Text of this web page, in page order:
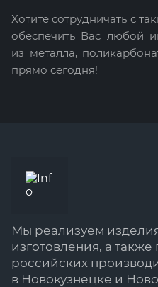
Хотите сотрудничать с
обеспечить Вас любой
из металла,
прямо сегодня!
Мы реализуем
изготовления, а также
российских
в Новокузнецке и